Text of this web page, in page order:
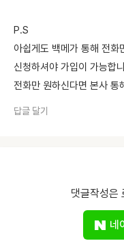
P.S
아쉽게도 백메가 통해 전화
신청하셔야 가입이 가능합
전화만 원하신다면 본사 통
답글 달기
댓글작성은
네